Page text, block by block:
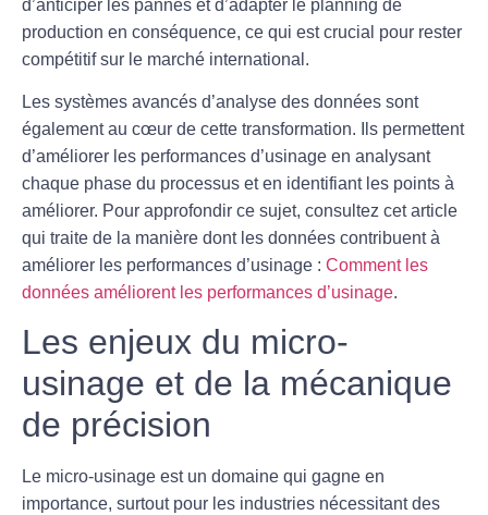
d’anticiper les pannes et d’adapter le planning de
production en conséquence, ce qui est crucial pour rester
compétitif sur le marché international.
Les systèmes avancés d’analyse des données sont
également au cœur de cette transformation. Ils permettent
d’améliorer les performances d’usinage en analysant
chaque phase du processus et en identifiant les points à
améliorer. Pour approfondir ce sujet, consultez cet article
qui traite de la manière dont les données contribuent à
améliorer les performances d’usinage : Comment les
données améliorent les performances d’usinage.
Les enjeux du micro-
usinage et de la mécanique
de précision
Le micro-usinage est un domaine qui gagne en
importance, surtout pour les industries nécessitant des